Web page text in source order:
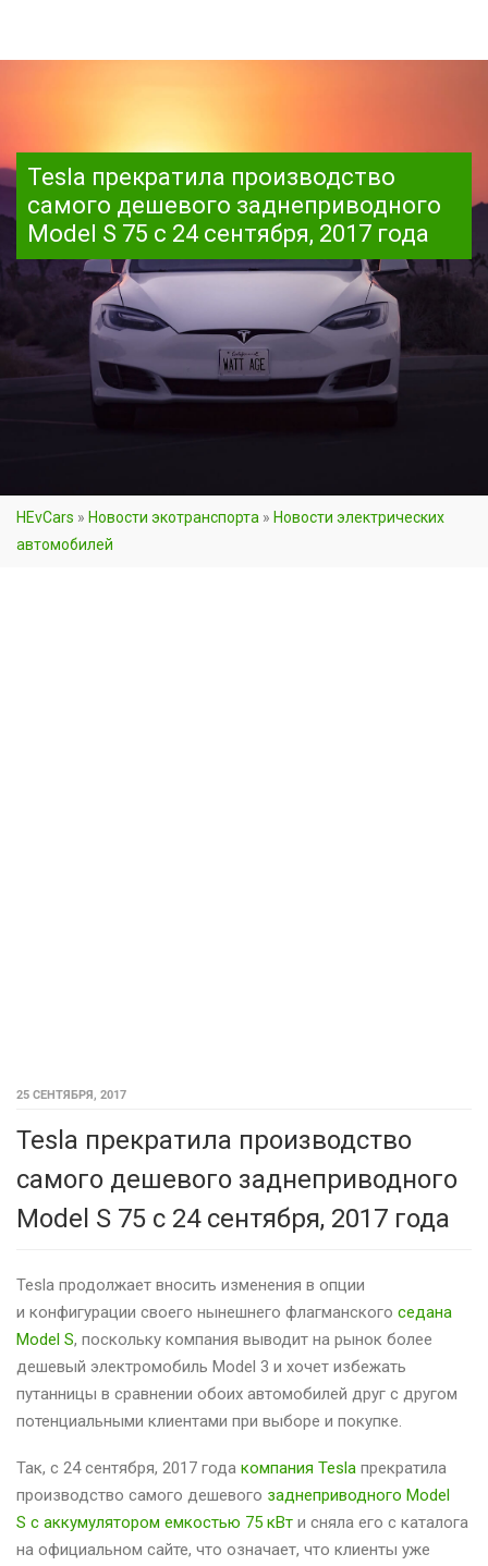
Tesla прекратила производство
самого дешевого заднеприводного
Model S 75 c 24 сентября, 2017 года
HEvCars » Новости экотранспорта » Новости электрических
автомобилей
25 СЕНТЯБРЯ, 2017
Tesla прекратила производство
самого дешевого заднеприводного
Model S 75 c 24 сентября, 2017 года
Tesla продолжает вносить изменения в опции
и конфигурации своего нынешнего флагманского седана
Model S, поскольку компания выводит на рынок более
дешевый электромобиль Model 3 и хочет избежать
путанницы в сравнении обоих автомобилей друг с другом
потенциальными клиентами при выборе и покупке.
Так, с 24 сентября, 2017 года компания Tesla прекратила
производство самого дешевого заднеприводного Model
S с аккумулятором емкостью 75 кВт и сняла его с каталога
на официальном сайте, что означает, что клиенты уже